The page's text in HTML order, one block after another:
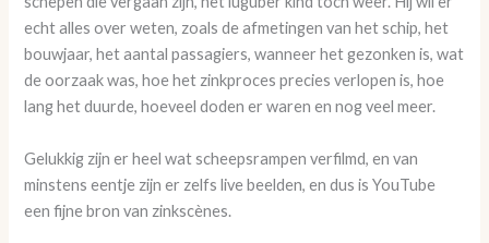
echt alles over weten, zoals de afmetingen van het schip, het
bouwjaar, het aantal passagiers, wanneer het gezonken is, wat
de oorzaak was, hoe het zinkproces precies verlopen is, hoe
lang het duurde, hoeveel doden er waren en nog veel meer.
Gelukkig zijn er heel wat scheepsrampen verfilmd, en van
minstens eentje zijn er zelfs live beelden, en dus is YouTube
een fijne bron van zinkscènes.